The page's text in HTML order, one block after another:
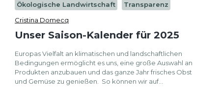
Ökologische Landwirtschaft
Transparenz
Cristina Domecq
Unser Saison-Kalender für 2025
Europas Vielfalt an klimatischen und landschaftlichen
Bedingungen ermöglicht es uns, eine große Auswahl an
Produkten anzubauen und das ganze Jahr frisches Obst
und Gemüse zu genießen. So können wir auf...